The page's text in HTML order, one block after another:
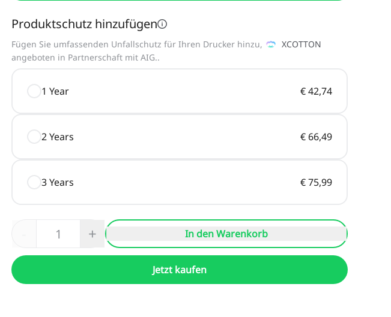
Produktschutz hinzufügen
Fügen Sie umfassenden Unfallschutz für Ihren Drucker hinzu,
XCOTTON
angeboten in Partnerschaft mit AIG..
1 Year € 42,74
2 Years € 66,49
3 Years € 75,99
+ In den Warenkorb
Jetzt kaufen